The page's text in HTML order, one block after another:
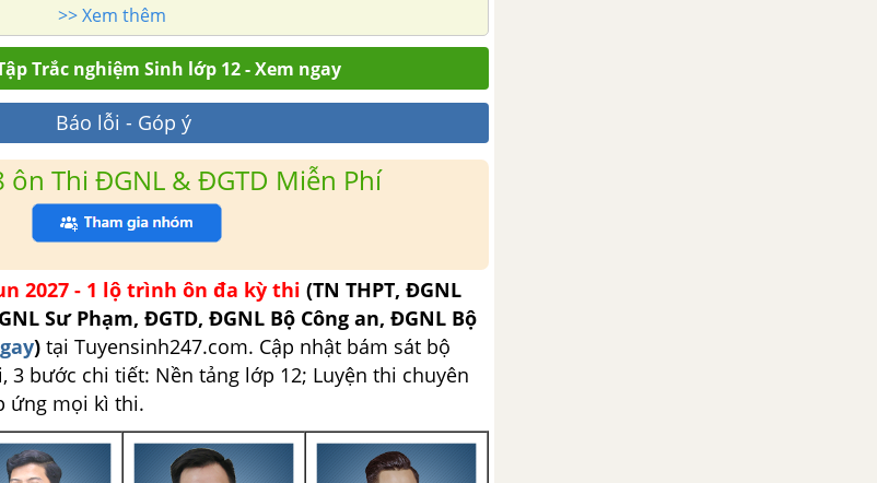
>> Xem thêm
Trắc nghiệm Sinh lớp 12 - Xem ngay
Báo lỗi - Góp ý
ôn Thi ĐGNL & ĐGTD Miễn Phí
2027 - 1 lộ trình ôn đa kỳ thi (TN THPT, ĐGNL
Sư Phạm, ĐGTD, ĐGNL Bộ Công an, ĐGNL Bộ
) tại Tuyensinh247.com. Cập nhật bám sát bộ
3 bước chi tiết: Nền tảng lớp 12; Luyện thi chuyên
ứng mọi kì thi.